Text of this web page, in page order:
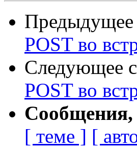
POST во
Следующее
POST во
Сообщения,
[ теме ] [